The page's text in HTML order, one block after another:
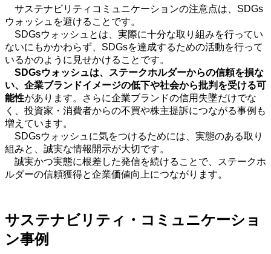
サステナビリティコミュニケーションの注意点は、 SDGs
ウォッシュを避けることです。
SDGsウォッシュとは、実際に十分な取り組みを行ってい
ないにもかかわらず、 SDGsを達成するための活動を行って
いるかのように見せかけることです。
SDGsウォッシュは、ステークホルダーからの信頼を損な
い、企業ブランドイメージの低下や社会から批判を受ける可
能性があります。さらに企業ブランドの信用失墜だけでな
く、投資家・消費者からの不買や株主提訴につながる事例も
増えています。
SDGsウォッシュに気をつけるためには、実態のある取り
組みと、誠実な情報開示が大切です。
誠実かつ実態に根差した発信を続けることで、ステークホ
ルダーの信頼獲得と企業価値向上につながります。
サステナビリティ・コミュニケーショ
ン事例